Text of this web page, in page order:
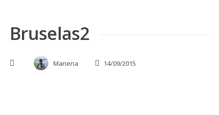
Bruselas2
Manena 14/09/2015